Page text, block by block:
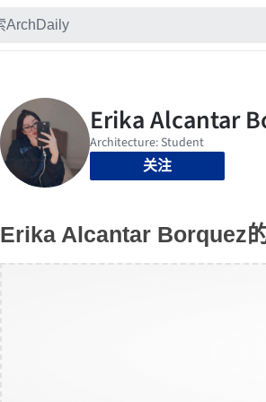
关注
Erika Alcantar Borquez